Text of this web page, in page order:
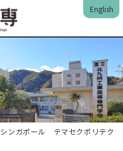
English
ンガポール テマセクポリテク